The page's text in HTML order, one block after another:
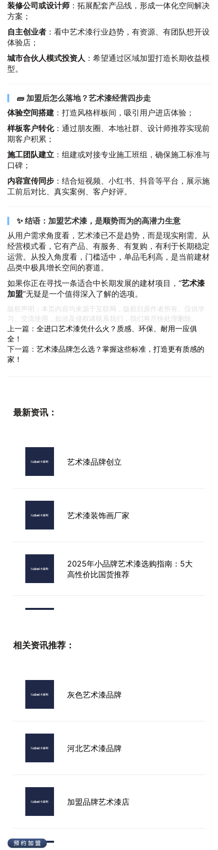
装修公司或设计师 ：拓展配套产品线，形成一体化空间解决
方案；
自主创业者 ：看中艺术漆行业趋势，有资源、有团队想开设
体验店；
城市合伙人模式投资人 ：希望通过区域加盟打造长期收益模
型。
🧱 加盟后怎么落地？艺术漆经营四步走
体验空间搭建 ：打造风格样板间，吸引用户进店体验；
样板客户转化：通过朋友圈、本地社群、设计师推荐实现前
期客户积累；
施工团队建立 ：组建或对接专业施工班组，确保施工标准与
口碑；
内容宣传同步 ：结合短视频、小红书、抖音等平台，展示施
工前后对比、真实案例、客户好评。
✨ 结语：加盟艺术漆，是顺势而为的高潜力生意
从用户需求角度看，艺术漆已不是趋势，而是现实刚需。从
经营模式看，它有产品、有服务、有复购，有利于长期稳定
运营。从投入角度看，门槛适中，单品毛利高，是当前建材
品类中极具增长空间的赛道。
如果你正在寻找一条适合中长期发展的建材项目，“艺术漆
加盟”无疑是一个值得深入了解的选项。
版权声明：本页内容均来源于互联网，版权归原作者所有。仅供学
习、交流使用，如涉及侵权请联系我们，我们将尽快处理删除。
上一篇： 全进口艺术漆凭什么火？质感、环保、耐用一应俱
全！
下一篇： 艺术漆品牌怎么选？掌握这些标准，打造更有质感的
家！
最新资讯：
艺术漆品牌创立
艺术漆装饰画厂家
2025年小品牌艺术漆选购指南：5大
高性价比国货推荐
相关资讯推荐：
灰色艺术漆品牌
河北艺术漆品牌
加盟品牌艺术漆店